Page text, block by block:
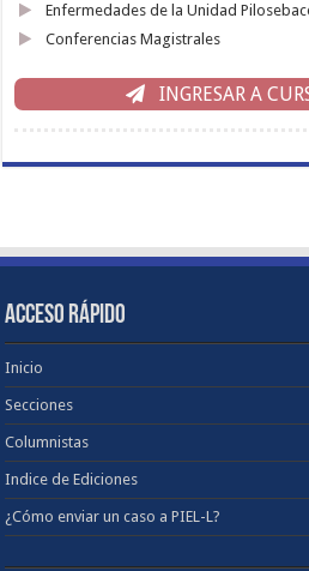
Enfermedades de la Unidad
Conferencias Magistrales
INGRESAR A
ACCESO RÁPIDO
Inicio
Secciones
Columnistas
Indice de Ediciones
¿Cómo enviar un caso a PIEL-L?